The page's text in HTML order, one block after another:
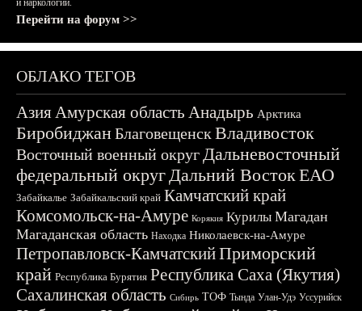
и наркологии.
Перейти на форум >>
ОБЛАКО ТЕГОВ
АзияАмурская область Анадырь Арктика
БиробиджанБлаговещенскВладивосток
Восточный военный округДальневосточный
федеральный округДальний ВостокЕАО
Забайкалье Забайкальский край Камчатский край
Комсомольск-на-Амуре Корякия Курилы Магадан
Магаданская область Находка Николаевск-на-Амуре
Петропавловск-КамчатскийПриморский
край Республика Бурятия Республика Саха (Якутия)
Сахалинская область Сибирь ТОФ Тында Улан-Удэ Уссурийск